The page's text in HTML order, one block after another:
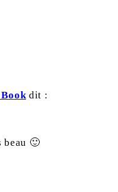
dit :
beau 🙂